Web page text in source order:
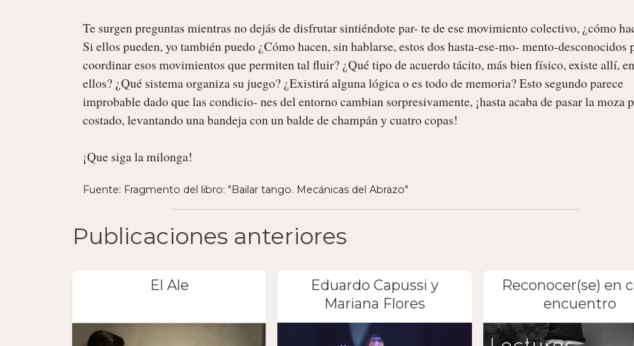
Te surgen preguntas mientras no dejás de disfrutar sintiéndote par- te de ese movimiento colectivo, ¿cómo
Si ellos pueden, yo también puedo ¿Cómo hacen, sin hablarse, estos dos hasta-ese-mo- mento-desconocidos
coordinar esos movimientos que permiten tal fluir? ¿Qué tipo de acuerdo tácito, más bien físico, existe allí,
ellos? ¿Qué sistema organiza su juego? ¿Existirá alguna lógica o es todo de memoria? Esto segundo parece
improbable dado que las condicio- nes del entorno cambian sorpresivamente, ¡hasta acaba de pasar la moza
costado, levantando una bandeja con un balde de champán y cuatro copas!
¡Que siga la milonga!
Fuente: Fragmento del libro: "Bailar tango. Mecánicas del Abrazo"
Publicaciones anteriores
El Ale
Eduardo Capussi y
Mariana Flores
Reconocer(se) en
encuentro